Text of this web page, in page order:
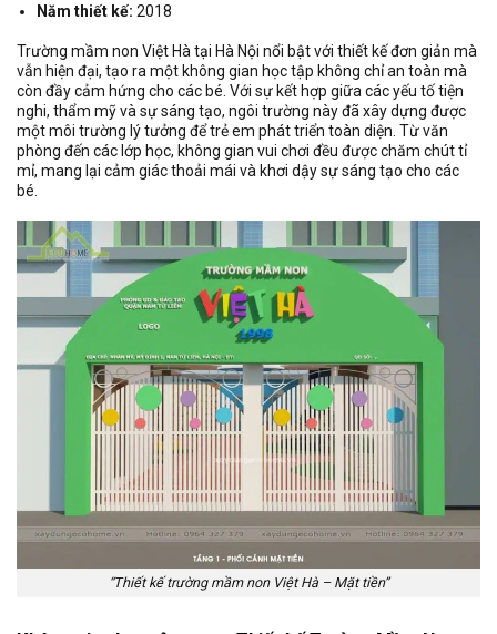
Năm thiết kế: 2018
Trường mầm non Việt Hà tại Hà Nội nổi bật với thiết kế đơn giản mà
vẫn hiện đại, tạo ra một không gian học tập không chỉ an toàn mà
còn đầy cảm hứng cho các bé. Với sự kết hợp giữa các yếu tố tiện
nghi, thẩm mỹ và sự sáng tạo, ngôi trường này đã xây dựng được
một môi trường lý tưởng để trẻ em phát triển toàn diện. Từ văn
phòng đến các lớp học, không gian vui chơi đều được chăm chút tỉ
mỉ, mang lại cảm giác thoải mái và khơi dậy sự sáng tạo cho các
bé.
“Thiết kế trường mầm non Việt Hà – Mặt tiền”